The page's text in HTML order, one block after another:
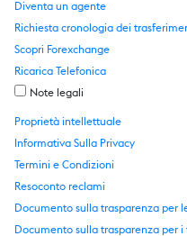
Diventa un agente
Richiesta cronologia dei
Scopri Forexchange
Ricarica Telefonica
Note legali
Proprietà intellettuale
Informativa Sulla Privacy
Termini e Condizioni
Resoconto reclami
Documento sulla trasparenza per
Documento sulla trasparenza per